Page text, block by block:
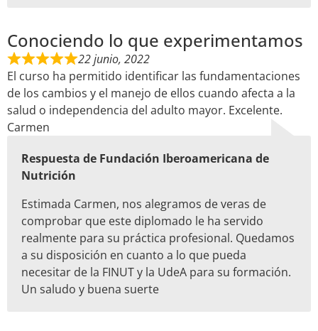
Conociendo lo que experimentamos
22 junio, 2022
El curso ha permitido identificar las fundamentaciones
de los cambios y el manejo de ellos cuando afecta a la
salud o independencia del adulto mayor. Excelente.
Carmen
Respuesta de Fundación Iberoamericana de
Nutrición
Estimada Carmen, nos alegramos de veras de
comprobar que este diplomado le ha servido
realmente para su práctica profesional. Quedamos
a su disposición en cuanto a lo que pueda
necesitar de la FINUT y la UdeA para su formación.
Un saludo y buena suerte